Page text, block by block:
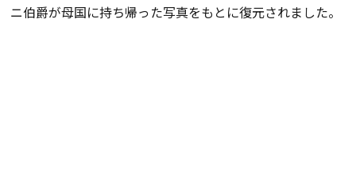
ニ伯爵が母国に持ち帰った写真をもとに復元されました。